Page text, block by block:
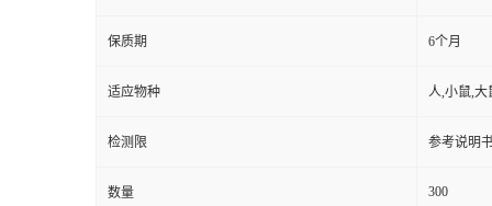
保质期 6个月
适应物种 人,小鼠,大
检测限 参考说明
数量 300